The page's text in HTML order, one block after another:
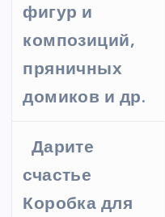
фигур и
композиций,
пряничных
домиков и др.
Дарите
счастье
Коробка для